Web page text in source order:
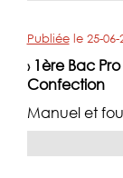
Publiéele 25-06-
› 1ère Bac
Confection
Manuel et